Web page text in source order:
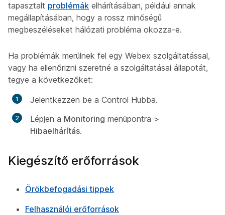
tapasztalt problémák elhárításában, például annak
megállapításában, hogy a rossz minőségű
megbeszéléseket hálózati probléma okozza-e.
Ha problémák merülnek fel egy Webex szolgáltatással,
vagy ha ellenőrizni szeretné a szolgáltatásai állapotát,
tegye a következőket:
Jelentkezzen be a Control Hubba.
Lépjen a Monitoring menüpontra >
Hibaelhárítás.
Kiegészítő erőforrások
Örökbefogadási tippek
Felhasználói erőforrások